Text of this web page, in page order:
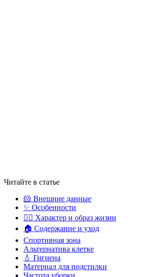
Читайте в статье
🐹 Внешние данные
✨ Особенности
💁‍♀️ Характер и образ жизни
🏠 Содержание и уход
Спортивная зона
Альтернатива клетке
💧 Гигиена
Материал для подстилки
Частота уборки